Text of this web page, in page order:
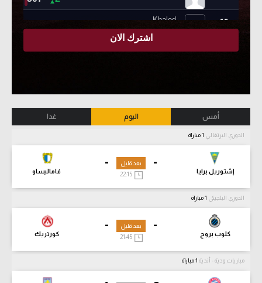
أمس اليوم غدا
الدوري البرتغالي
-
إشتوريل برايا
-
فاماليساو
بعد قليل
22:15
الدوري البلجيكي
-
كلوب بروج
-
كورتريك
بعد قليل
21:45
مباريات ودية - أندية